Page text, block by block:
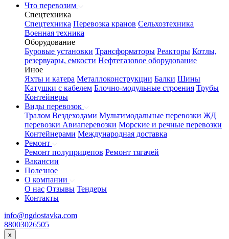
Что перевозим
Спецтехника
Спецтехника Перевозка кранов Сельхозтехника
Военная техника
Оборудование
Буровые установки Трансформаторы Реакторы Котлы,
резервуары, емкости Нефтегазовое оборудование
Иное
Яхты и катера Металлоконструкции Балки Шины
Катушки с кабелем Блочно-модульные строения Трубы
Контейнеры
Виды перевозок
Тралом Вездеходами Мультимодальные перевозки ЖД
перевозки Авиаперевозки Морские и речные перевозки
Контейнерами Международная доставка
Ремонт
Ремонт полуприцепов Ремонт тягачей
Вакансии
Полезное
О компании
О нас Отзывы Тендеры
Контакты
info@ngdostavka.com
88003026505
x